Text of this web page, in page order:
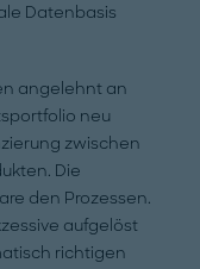
Datenbasis
angelehnt an
neu
zwischen
Die
den Prozessen.
aufgelöst
richtigen